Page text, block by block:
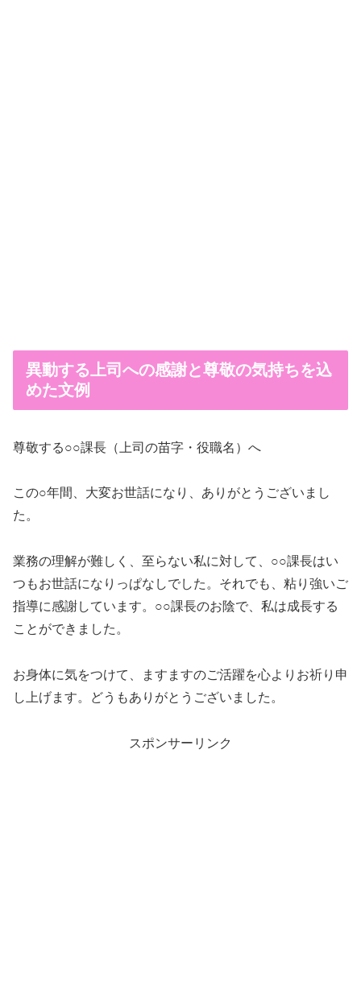
異動する上司への感謝と尊敬の気持ちを込
めた文例
尊敬する○○課長（上司の苗字・役職名）へ
この○年間、大変お世話になり、ありがとうございまし
た。
業務の理解が難しく、至らない私に対して、○○課長はい
つもお世話になりっぱなしでした。それでも、粘り強いご
指導に感謝しています。○○課長のお陰で、私は成長する
ことができました。
お身体に気をつけて、ますますのご活躍を心よりお祈り申
し上げます。どうもありがとうございました。
スポンサーリンク